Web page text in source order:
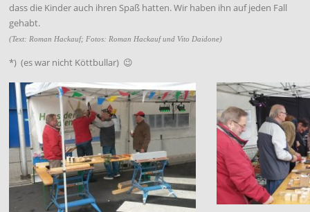
dass die Kinder auch ihren Spaß hatten. Wir haben ihn auf jeden Fall
gehabt.
(Text: Roman Hackauf; Fotos: Roman Hackauf und Vito Daidone)
*) (es war nicht Köttbullar) 😉